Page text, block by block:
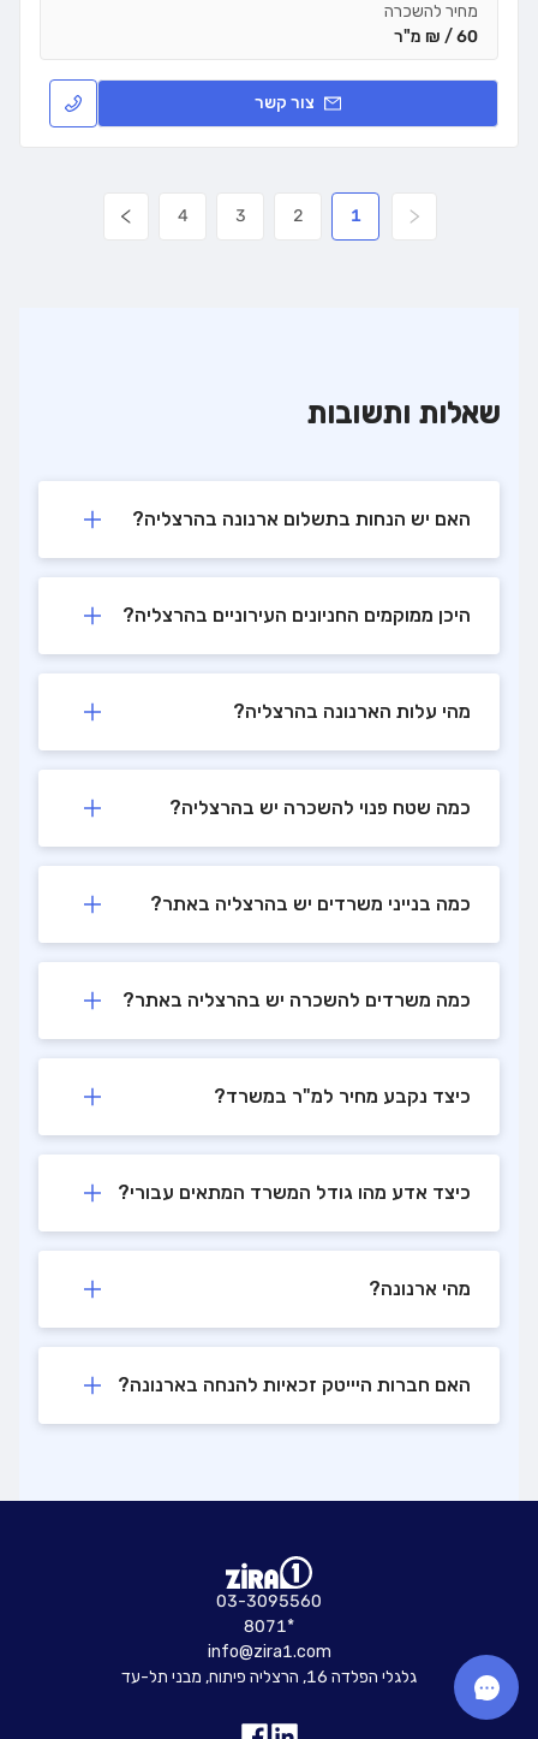
מחיר להשכרה
60 / ₪ מ"ר
צור קשר
1
2
3
4
שאלות ותשובות
האם יש הנחות בתשלום ארנונה בהרצליה?
היכן ממוקמים החניונים העירוניים בהרצליה?
מהי עלות הארנונה בהרצליה?
כמה שטח פנוי להשכרה יש בהרצליה?
כמה בנייני משרדים יש בהרצליה באתר?
כמה משרדים להשכרה יש בהרצליה באתר?
כיצד נקבע מחיר למ"ר במשרד?
כיצד אדע מהו גודל המשרד המתאים עבורי?
מהי ארנונה?
האם חברות היייטק זכאיות להנחה בארנונה?
03-3095560
8071*
info@zira1.com
גלגלי הפלדה 16, הרצליה פיתוח, מבני תל-עד